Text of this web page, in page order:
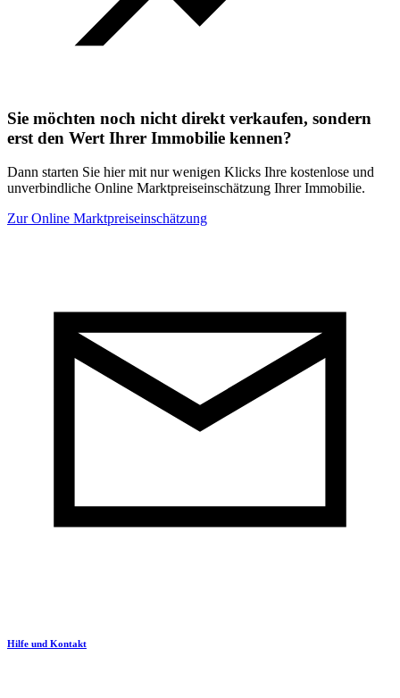
Sie möchten noch nicht direkt verkaufen, sondern
erst den Wert Ihrer Immobilie kennen?
Dann starten Sie hier mit nur wenigen Klicks Ihre kostenlose und
unverbindliche Online Marktpreiseinschätzung Ihrer Immobilie.
Zur Online Marktpreiseinschätzung
Hilfe und Kontakt